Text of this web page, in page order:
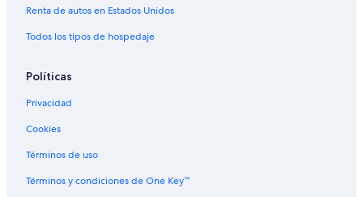
Hoteles históricos en Punta Cana
Hoteles románticos en Punta Cana
Hoteles baratos en Punta Cana
Renta de autos en Estados Unidos
Todos los tipos de hospedaje
Políticas
Privacidad
Cookies
Términos de uso
Términos y condiciones de One Key™